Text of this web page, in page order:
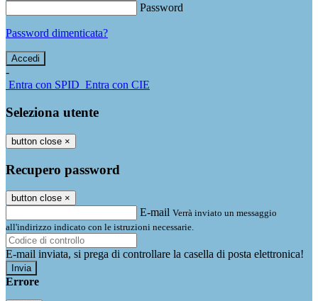
Password
Password dimenticata?
-
Entra con SPID Entra con CIE
Seleziona utente
button close ×
Recupero password
button close ×
E-mail Verrà inviato un messaggio
all'indirizzo indicato con le istruzioni necessarie.
E-mail inviata, si prega di controllare la casella di posta elettronica!
Errore